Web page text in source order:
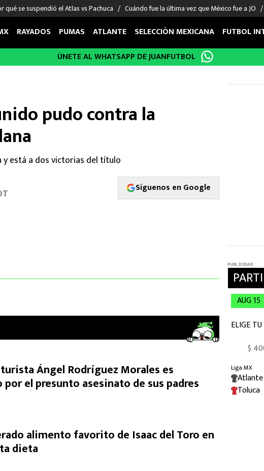
qué se suspendió el Atlas vs Pachuca Cuándo fue la última vez que México fue a JO
EN EL EXTRANJERO
Ochoa
Huerta
Álvarez
Giménez
Huescas
FIGURAS
Sergio Ramos
DEPORTES
RAYADOS PUMAS ATLANTE SELECCIÓN MEXICANA FUTBOL
ÚNETE AL WHATSAPP DE JUANFUTBOL
pudo contra la
y está a dos victorias del título
Síguenos en Google
Ángel Rodríguez Morales es
el presunto asesinato de sus padres
alimento favorito de Isaac del Toro en
dieta